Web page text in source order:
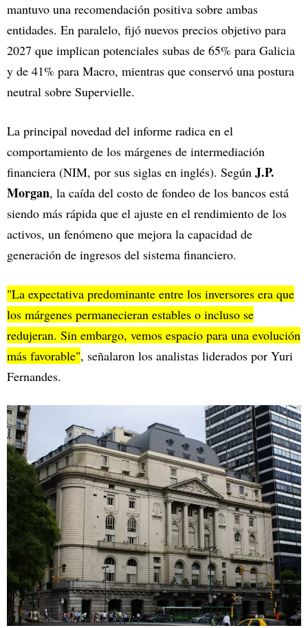
mantuvo una recomendación positiva sobre ambas
entidades. En paralelo, fijó nuevos precios objetivo para
2027 que implican potenciales subas de 65% para Galicia
y de 41% para Macro, mientras que conservó una postura
neutral sobre Supervielle.
La principal novedad del informe radica en el
comportamiento de los márgenes de intermediación
financiera (NIM, por sus siglas en inglés). Según J.P.
Morgan, la caída del costo de fondeo de los bancos está
siendo más rápida que el ajuste en el rendimiento de los
activos, un fenómeno que mejora la capacidad de
generación de ingresos del sistema financiero.
"La expectativa predominante entre los inversores era que
los márgenes permanecieran estables o incluso se
redujeran. Sin embargo, vemos espacio para una evolución
más favorable", señalaron los analistas liderados por Yuri
Fernandes.